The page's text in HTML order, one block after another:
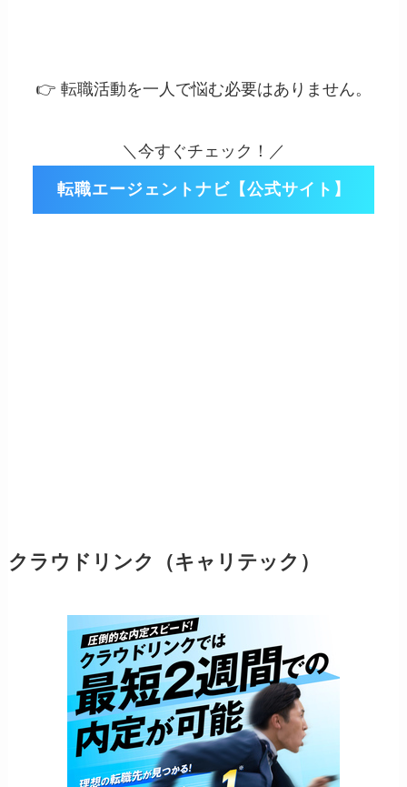
👉 転職活動を一人で悩む必要はありません。
＼今すぐチェック！／
転職エージェントナビ【公式サイト】
クラウドリンク（キャリテック）